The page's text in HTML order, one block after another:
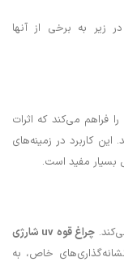
زیر به برخی از آنها
را فراهم می‌کند که اثرات
کاربرد در زمینه‌های
بسیار مفید است.
چراغ قوه uv شارژی
خاص، به